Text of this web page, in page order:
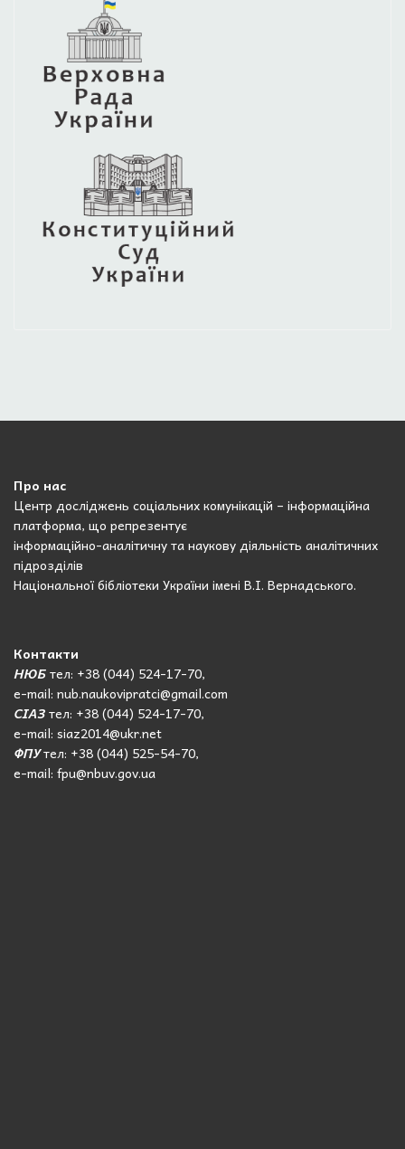
Про нас
Центр досліджень соціальних комунікацій – інформаційна
платформа, що репрезентує
інформаційно-аналітичну та наукову діяльність аналітичних
підрозділів
Національної бібліотеки України імені В.І. Вернадського.
Контакти
НЮБтел: +38 (044) 524-17-70,
e-mail: nub.naukovipratci@gmail.com
СІАЗтел: +38 (044) 524-17-70,
e-mail: siaz2014@ukr.net
ФПУтел: +38 (044) 525-54-70,
e-mail: fpu@nbuv.gov.ua